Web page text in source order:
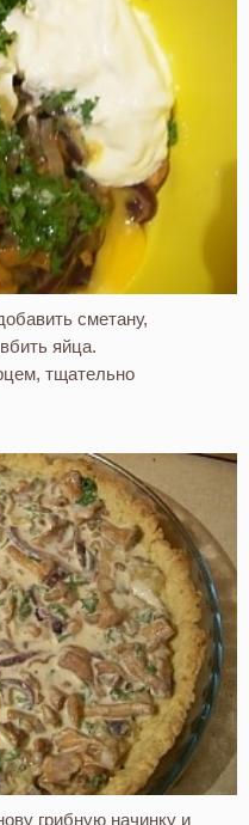
сметану,
яйца.
тщательно
грибную начинку и